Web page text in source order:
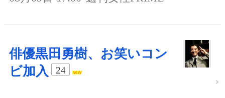
俳優黒田勇樹、お笑いコン
ビ加入
24